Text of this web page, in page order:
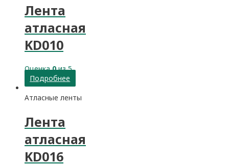
Лента
атласная
KD010
Оценка0из 5
Подробнее
Атласные ленты
Лента
атласная
KD016